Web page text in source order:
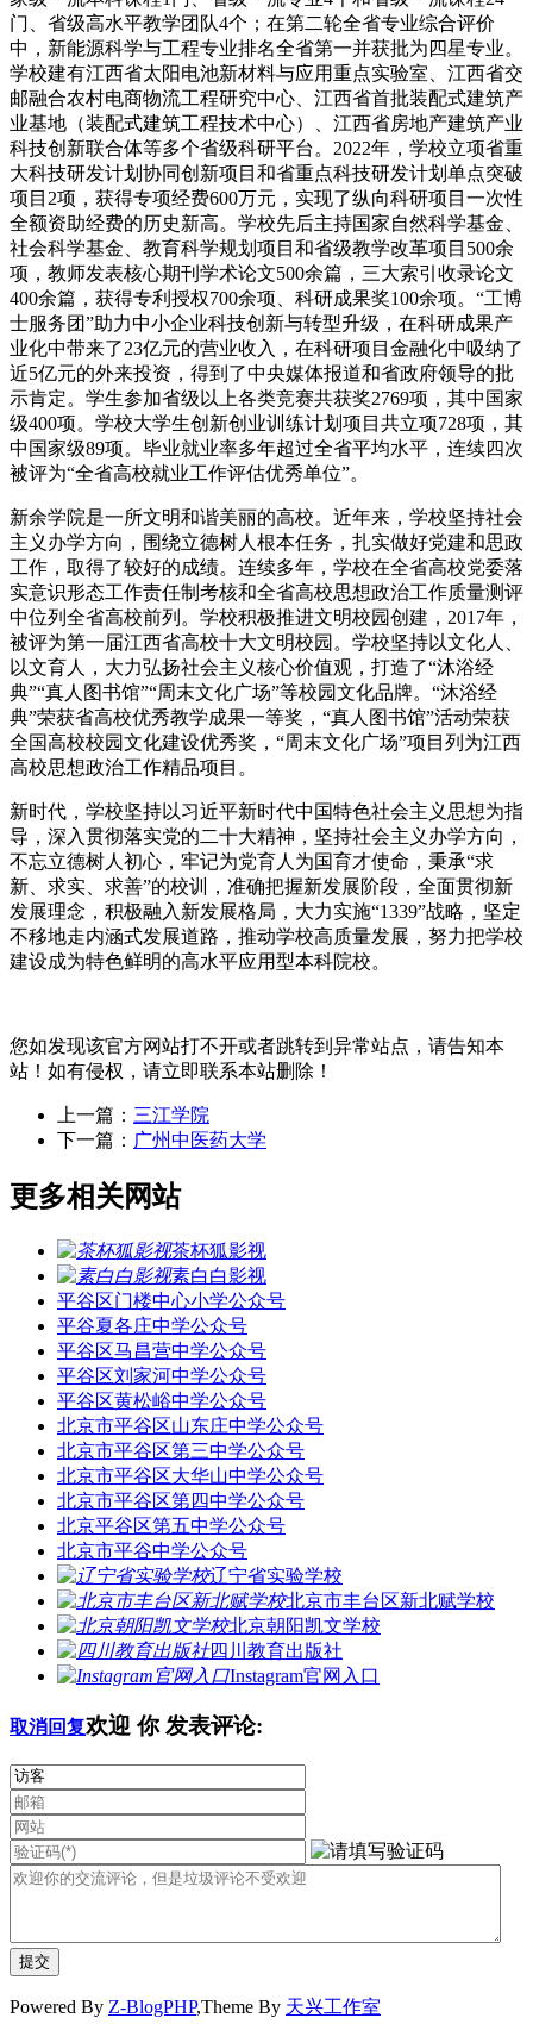
门、省级高水平教学团队4个；在第二轮全省专业综合评价
中，新能源科学与工程专业排名全省第一并获批为四星专业。
学校建有江西省太阳电池新材料与应用重点实验室、江西省交
邮融合农村电商物流工程研究中心、江西省首批装配式建筑产
业基地（装配式建筑工程技术中心）、江西省房地产建筑产业
科技创新联合体等多个省级科研平台。2022年，学校立项省重
大科技研发计划协同创新项目和省重点科技研发计划单点突破
项目2项，获得专项经费600万元，实现了纵向科研项目一次性
全额资助经费的历史新高。学校先后主持国家自然科学基金、
社会科学基金、教育科学规划项目和省级教学改革项目500余
项，教师发表核心期刊学术论文500余篇，三大索引收录论文
400余篇，获得专利授权700余项、科研成果奖100余项。“工博
士服务团”助力中小企业科技创新与转型升级，在科研成果产
业化中带来了23亿元的营业收入，在科研项目金融化中吸纳了
近5亿元的外来投资，得到了中央媒体报道和省政府领导的批
示肯定。学生参加省级以上各类竞赛共获奖2769项，其中国家
级400项。学校大学生创新创业训练计划项目共立项728项，其
中国家级89项。毕业就业率多年超过全省平均水平，连续四次
被评为“全省高校就业工作评估优秀单位”。
新余学院是一所文明和谐美丽的高校。近年来，学校坚持社会
主义办学方向，围绕立德树人根本任务，扎实做好党建和思政
工作，取得了较好的成绩。连续多年，学校在全省高校党委落
实意识形态工作责任制考核和全省高校思想政治工作质量测评
中位列全省高校前列。学校积极推进文明校园创建，2017年，
被评为第一届江西省高校十大文明校园。学校坚持以文化人、
以文育人，大力弘扬社会主义核心价值观，打造了“沐浴经
典”“真人图书馆”“周末文化广场”等校园文化品牌。“沐浴经
典”荣获省高校优秀教学成果一等奖，“真人图书馆”活动荣获
全国高校校园文化建设优秀奖，“周末文化广场”项目列为江西
高校思想政治工作精品项目。
新时代，学校坚持以习近平新时代中国特色社会主义思想为指
导，深入贯彻落实党的二十大精神，坚持社会主义办学方向，
不忘立德树人初心，牢记为党育人为国育才使命，秉承“求
新、求实、求善”的校训，准确把握新发展阶段，全面贯彻新
发展理念，积极融入新发展格局，大力实施“1339”战略，坚定
不移地走内涵式发展道路，推动学校高质量发展，努力把学校
建设成为特色鲜明的高水平应用型本科院校。
您如发现该官方网站打不开或者跳转到异常站点，请告知本
站！如有侵权，请立即联系本站删除！
上一篇： 三江学院
下一篇： 广州中医药大学
更多相关网站
茶杯狐影视
素白白影视
平谷区门楼中心小学公众号
平谷夏各庄中学公众号
平谷区马昌营中学公众号
平谷区刘家河中学公众号
平谷区黄松峪中学公众号
北京市平谷区山东庄中学公众号
北京市平谷区第三中学公众号
北京市平谷区大华山中学公众号
北京市平谷区第四中学公众号
北京平谷区第五中学公众号
北京市平谷中学公众号
辽宁省实验学校
北京市丰台区新北赋学校
北京朝阳凯文学校
四川教育出版社
Instagram官网入口
取消回复欢迎 你发表评论:
Powered By Z-BlogPHP,Theme By 天兴工作室